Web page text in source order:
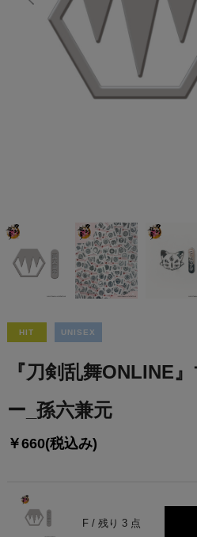
HIT UNISEX
『刀剣乱舞ONLINE
ー_孫六兼元
￥660(税込み)
F /残り 3 点